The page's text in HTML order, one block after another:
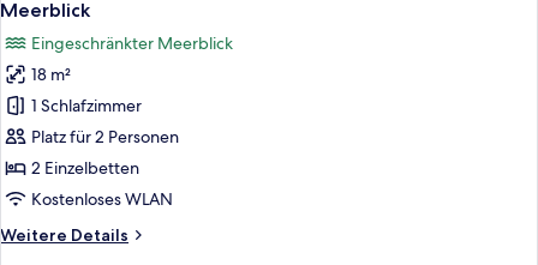
Standard-
Doppel-
oder
-
Zweibettzimmer,
eingeschränkter
anzeigen
Meerblick
Eingeschränkter Meerblick
18 m²
1 Schlafzimmer
Platz für 2 Personen
2 Einzelbetten
Kostenloses WLAN
Weitere Details
Weitere